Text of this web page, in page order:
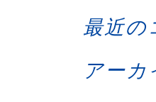
最近の
アーカ